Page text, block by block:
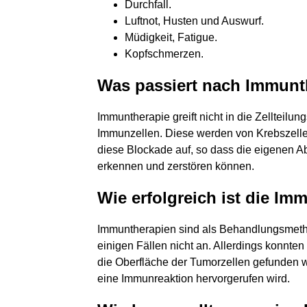
Durchfall.
Luftnot, Husten und Auswurf.
Müdigkeit, Fatigue.
Kopfschmerzen.
Was passiert nach
Immuntherapie greift nicht in die
Immunzellen. Diese werden von
diese Blockade auf, so dass die eigenen
erkennen und zerstören können.
Wie erfolgreich ist die
Immuntherapien sind als
einigen Fällen nicht an. Allerdings
die Oberfläche der Tumorzellen gefunden
eine Immunreaktion hervorgerufen wird.